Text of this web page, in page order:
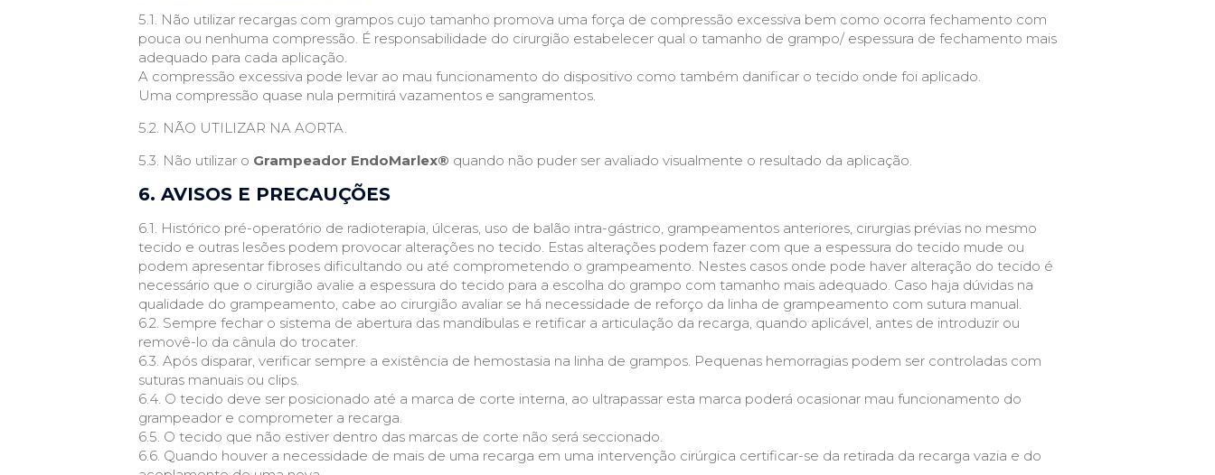
5.1. Não utilizar recargas com grampos cujo tamanho promova uma força de compressão excessiva bem como ocorra fechamento com
pouca ou nenhuma compressão. É responsabilidade do cirurgião estabelecer qual o tamanho de grampo/ espessura de fechamento mais
adequado para cada aplicação.
A compressão excessiva pode levar ao mau funcionamento do dispositivo como também danificar o tecido onde foi aplicado.
Uma compressão quase nula permitirá vazamentos e sangramentos.
5.2. NÃO UTILIZAR NA AORTA.
5.3. Não utilizar o Grampeador EndoMarlex® quando não puder ser avaliado visualmente o resultado da aplicação.
6. AVISOS E PRECAUÇÕES
6.1. Histórico pré-operatório de radioterapia, úlceras, uso de balão intra-gástrico, grampeamentos anteriores, cirurgias prévias no mesmo
tecido e outras lesões podem provocar alterações no tecido. Estas alterações podem fazer com que a espessura do tecido mude ou
podem apresentar fibroses dificultando ou até comprometendo o grampeamento. Nestes casos onde pode haver alteração do tecido é
necessário que o cirurgião avalie a espessura do tecido para a escolha do grampo com tamanho mais adequado. Caso haja dúvidas na
qualidade do grampeamento, cabe ao cirurgião avaliar se há necessidade de reforço da linha de grampeamento com sutura manual.
6.2. Sempre fechar o sistema de abertura das mandíbulas e retificar a articulação da recarga, quando aplicável, antes de introduzir ou
removê-lo da cânula do trocater.
6.3. Após disparar, verificar sempre a existência de hemostasia na linha de grampos. Pequenas hemorragias podem ser controladas com
suturas manuais ou clips.
6.4. O tecido deve ser posicionado até a marca de corte interna, ao ultrapassar esta marca poderá ocasionar mau funcionamento do
grampeador e comprometer a recarga.
6.5. O tecido que não estiver dentro das marcas de corte não será seccionado.
6.6. Quando houver a necessidade de mais de uma recarga em uma intervenção cirúrgica certificar-se da retirada da recarga vazia e do